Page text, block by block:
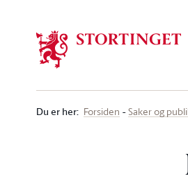
Du er her: Forsiden Saker og